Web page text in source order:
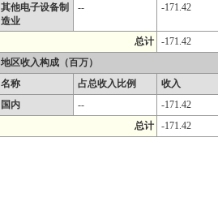
其他电子设备制
造业
-- -171.42
总计
-171.42
地区收入构成（百万）
名称
占总收入比例
收入
国内
--
-171.42
总计
-171.42